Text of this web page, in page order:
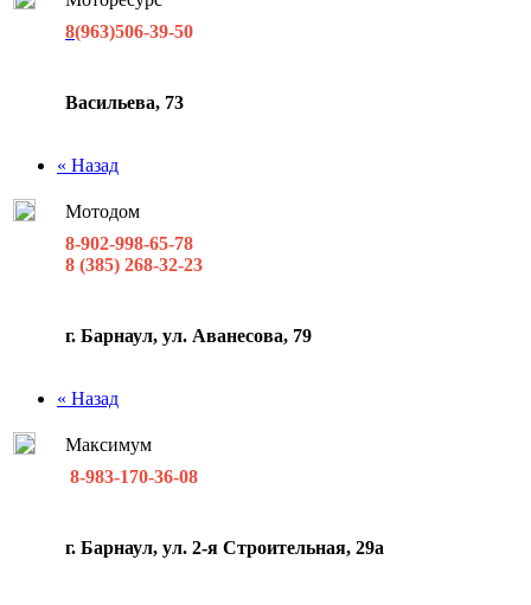
8(963)506-39-50
Васильева, 73
« Назад
Мотодом
8-902-998-65-78
8 (385) 268-32-23
г. Барнаул, ул. Аванесова, 79
« Назад
Максимум
8-983-170-36-08
г. Барнаул, ул. 2-я Строительная, 29а